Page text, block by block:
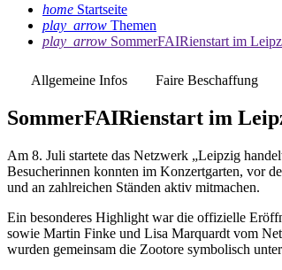
home Startseite
play_arrow Themen
play_arrow SommerFAIRienstart im
Allgemeine Infos Faire Beschaffung
SommerFAIRienstart im
Am 8. Juli startete das Netzwerk „Leipzig
Besucherinnen konnten im Konzertgarten, vor
und an zahlreichen Ständen aktiv mitmachen.
Ein besonderes Highlight war die offizielle
sowie Martin Finke und Lisa Marquardt vom
wurden gemeinsam die Zootore symbolisch